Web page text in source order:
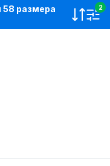
размера 2